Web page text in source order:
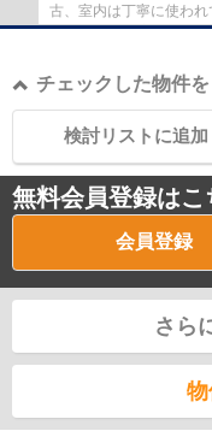
古、室内は丁寧に使わ
い、すぐに快適な新生
チェックした物件
検討リストに追加
無料会員登録はこ
会員登録
さら